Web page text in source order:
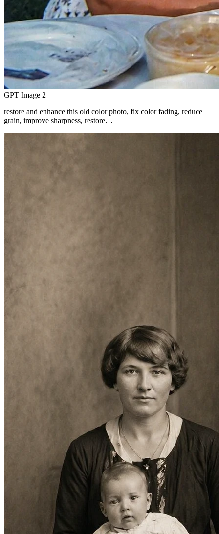
GPT Image 2
restore and enhance this old color photo, fix color fading, reduce
grain, improve sharpness, restore…